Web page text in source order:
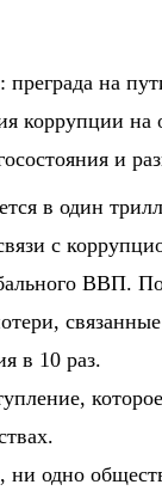
на
коррупции на
и
в один
с
в 10 раз.
ни одно